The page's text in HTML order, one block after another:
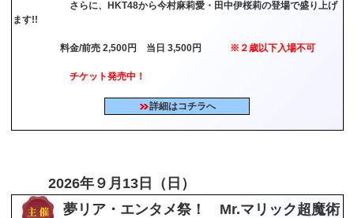
さらに、HKT48から今村麻莉愛・田中伊桜莉の登場で盛り上げ
ます!!
料金/前売 2,500円 当日 3,500円 ※２歳以下入場不可
チケット発売中！
詳細はコチラへ
2026年９月13日（日）
夢リア・エンタメ祭！ Mr.マリック超魔術